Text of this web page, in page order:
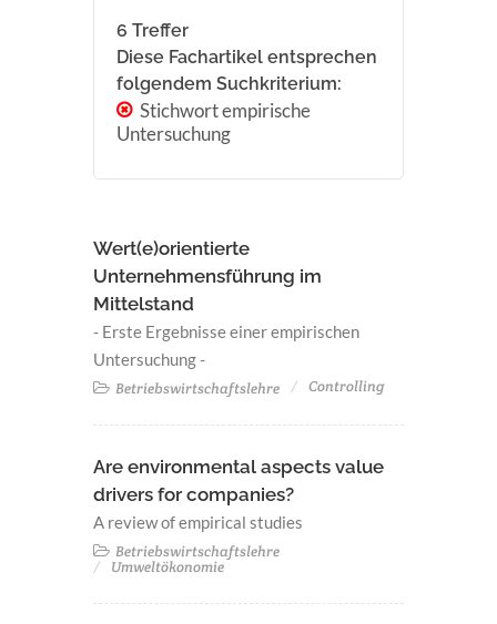
6 Treffer
Diese Fachartikel entsprechen
folgendem Suchkriterium:
Stichwort empirische
Untersuchung
Wert(e)orientierte
Unternehmensführung im
Mittelstand
- Erste Ergebnisse einer empirischen
Untersuchung -
Betriebswirtschaftslehre Controlling
Are environmental aspects value
drivers for companies?
A review of empirical studies
Betriebswirtschaftslehre
Umweltökonomie